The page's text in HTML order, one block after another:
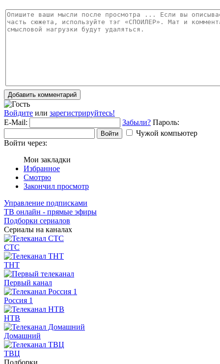
Добавить комментарий
Войдите или зарегистрируйтесь!
E-Mail:
Забыли? Пароль:
Войти
Чужой компьютер
Войти через:
Мои закладки
Избранное
Смотрю
Закончил просмотр
Управление подписками
ТВ онлайн - прямые эфиры
Подборки сериалов
Сериалы на каналах
СТС
ТНТ
Первый канал
Россия 1
НТВ
Домашний
ТВЦ